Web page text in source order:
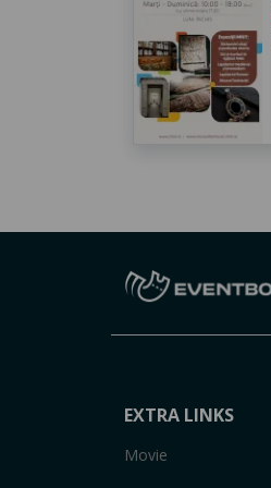
EXTRA LINKS
Movie